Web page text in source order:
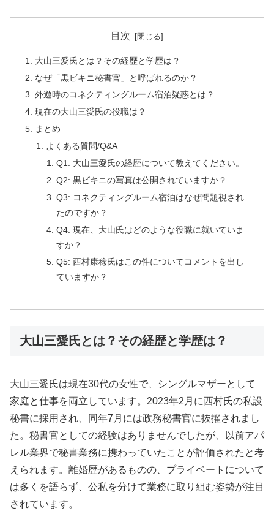
目次
大山三愛氏とは？その経歴と学歴は？
なぜ「黒ビキニ秘書官」と呼ばれるのか？
外遊時のコネクティングルーム宿泊疑惑とは？
現在の大山三愛氏の役職は？
まとめ
よくある質問/Q&A
Q1: 大山三愛氏の経歴について教えてください。
Q2: 黒ビキニの写真は公開されていますか？
Q3: コネクティングルーム宿泊はなぜ問題視され
たのですか？
Q4: 現在、大山氏はどのような役職に就いていま
すか？
Q5: 西村康稔氏はこの件についてコメントを出し
ていますか？
大山三愛氏とは？その経歴と学歴は？
大山三愛氏は現在30代の女性で、シングルマザーとして
家庭と仕事を両立しています。2023年2月に西村氏の私設
秘書に採用され、同年7月には政務秘書官に抜擢されまし
た。秘書官としての経験はありませんでしたが、以前アパ
レル業界で秘書業務に携わっていたことが評価されたと考
えられます。離婚歴があるものの、プライベートについて
は多くを語らず、公私を分けて業務に取り組む姿勢が注目
されています。